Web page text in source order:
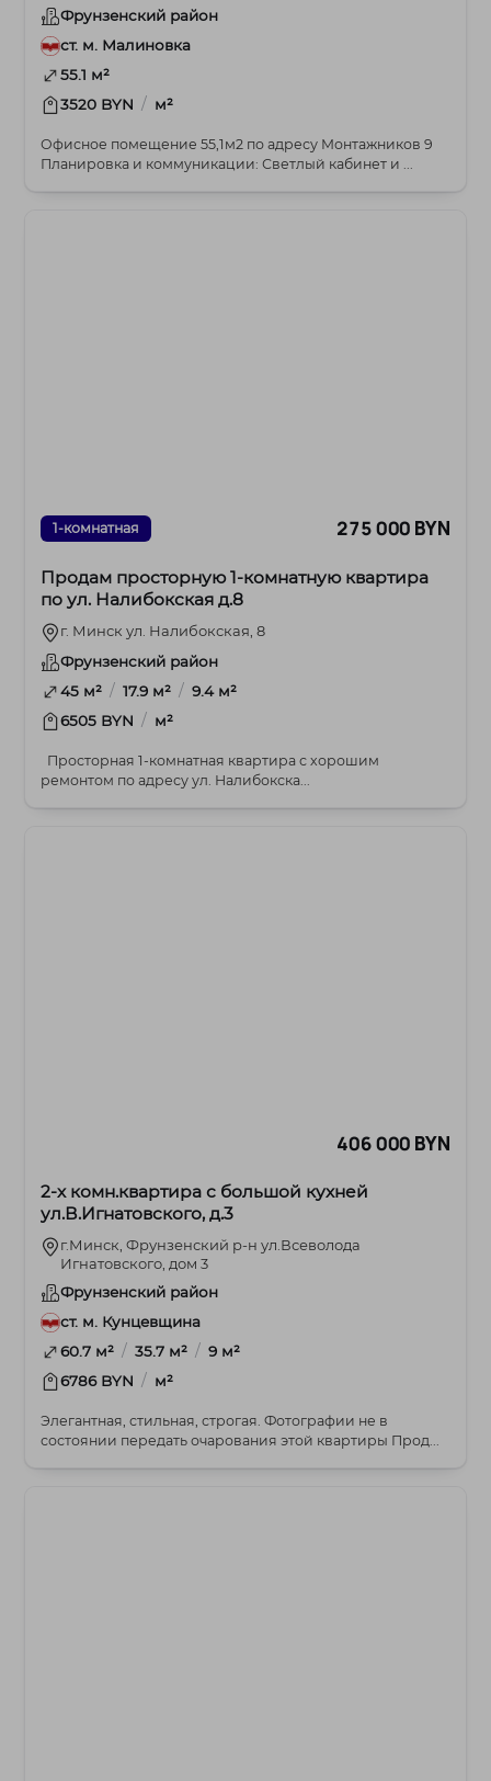
Фрунзенский район
ст. м. Малиновка
55.1 м²
3520 BYN / м²
Офисное помещение 55,1м2 по адресу Монтажников 9
Планировка и коммуникации: Светлый кабинет и ...
1-комнатная 275 000 BYN
Продам просторную 1-комнатную квартира
по ул. Налибокская д.8
г. Минск ул. Налибокская, 8
Фрунзенский район
45 м² / 17.9 м² / 9.4 м²
6505 BYN / м²
Просторная 1-комнатная квартира с хорошим
ремонтом по адресу ул. Налибокска...
406 000 BYN
2-х комн.квартира с большой кухней
ул.В.Игнатовского, д.3
г.Минск, Фрунзенский р-н ул.Всеволода
Игнатовского, дом 3
Фрунзенский район
ст. м. Кунцевщина
60.7 м² / 35.7 м² / 9 м²
6786 BYN / м²
Элегантная, стильная, строгая. Фотографии не в
состоянии передать очарования этой квартиры Прод...